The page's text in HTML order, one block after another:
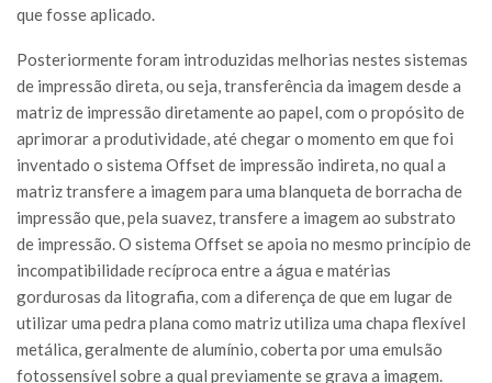
que fosse aplicado.
Posteriormente foram introduzidas melhorias nestes sistemas
de impressão direta, ou seja, transferência da imagem desde a
matriz de impressão diretamente ao papel, com o propósito de
aprimorar a produtividade, até chegar o momento em que foi
inventado o sistema Offset de impressão indireta, no qual a
matriz transfere a imagem para uma blanqueta de borracha de
impressão que, pela suavez, transfere a imagem ao substrato
de impressão. O sistema Offset se apoia no mesmo princípio de
incompatibilidade recíproca entre a água e matérias
gordurosas da litografia, com a diferença de que em lugar de
utilizar uma pedra plana como matriz utiliza uma chapa flexível
metálica, geralmente de alumínio, coberta por uma emulsão
fotossensível sobre a qual previamente se grava a imagem.